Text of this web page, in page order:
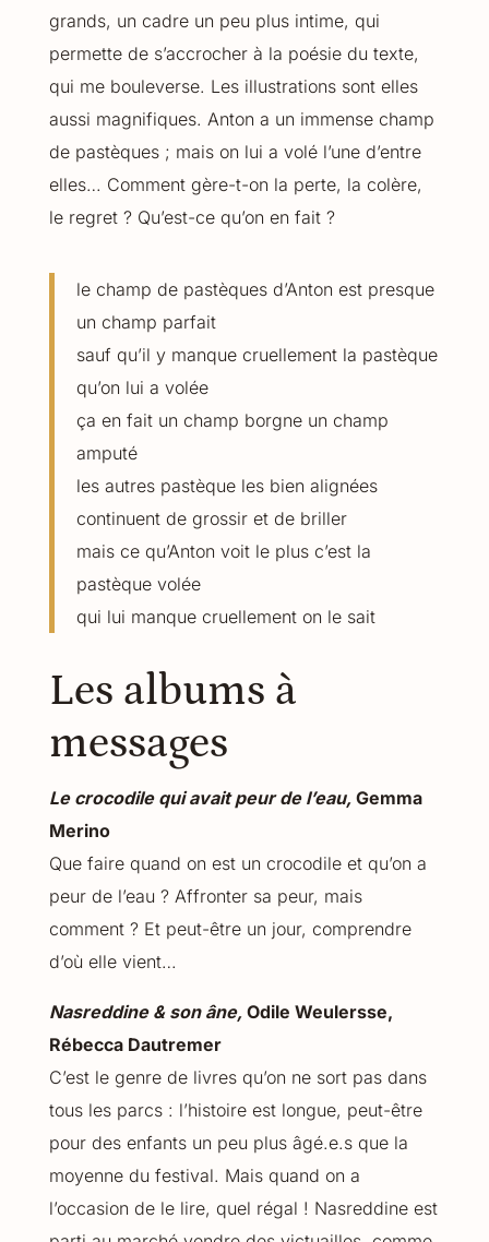
grands, un cadre un peu plus intime, qui
permette de s’accrocher à la poésie du texte,
qui me bouleverse. Les illustrations sont elles
aussi magnifiques. Anton a un immense champ
de pastèques ; mais on lui a volé l’une d’entre
elles… Comment gère-t-on la perte, la colère,
le regret ? Qu’est-ce qu’on en fait ?
le champ de pastèques d’Anton est presque
un champ parfait
sauf qu’il y manque cruellement la pastèque
qu’on lui a volée
ça en fait un champ borgne un champ
amputé
les autres pastèque les bien alignées
continuent de grossir et de briller
mais ce qu’Anton voit le plus c’est la
pastèque volée
qui lui manque cruellement on le sait
Les albums à
messages
Le crocodile qui avait peur de l’eau,Gemma
Merino
Que faire quand on est un crocodile et qu’on a
peur de l’eau ? Affronter sa peur, mais
comment ? Et peut-être un jour, comprendre
d’où elle vient…
Nasreddine & son âne,Odile Weulersse,
Rébecca Dautremer
C’est le genre de livres qu’on ne sort pas dans
tous les parcs : l’histoire est longue, peut-être
pour des enfants un peu plus âgé.e.s que la
moyenne du festival. Mais quand on a
l’occasion de le lire, quel régal ! Nasreddine est